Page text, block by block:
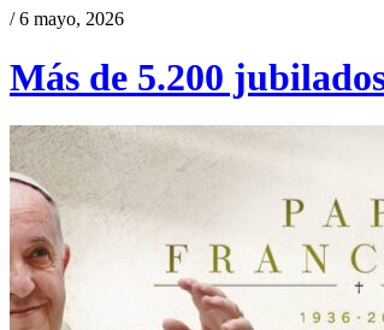
/ 6 mayo, 2026
Más de 5.200